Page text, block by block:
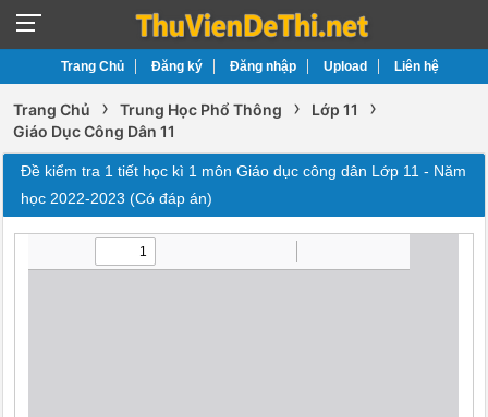
Trang Chủ Đăng ký Đăng nhập Upload Liên hệ
Trang Chủ › Trung Học Phổ Thông › Lớp 11 ›
Giáo Dục Công Dân 11
Đề kiểm tra 1 tiết học kì 1 môn Giáo dục công dân Lớp 11 - Năm
học 2022-2023 (Có đáp án)